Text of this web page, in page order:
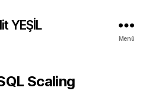
YEŞİL
Menü
Scaling